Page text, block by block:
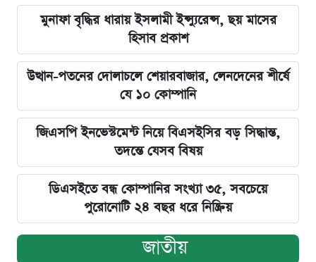
মুনাফা বৃদ্ধির ধারায় ইসলামী ইন্স্যুরেন্স, ছয় মাসের
হিসাব প্রকাশ
উত্থান-পতনের দোলাচলে শেয়ারবাজার, লেনদেনের শীর্ষে
যে ১০ কোম্পানি
জিএসপি ইনভেস্টমেন্ট নিয়ে বিএসইসির বড় সিদ্ধান্ত,
তদন্তে যেসব বিষয়
ডিএসইতে বন্ধ কোম্পানির সংখ্যা ৩৫, সবচেয়ে
পুরোনোটি ২৪ বছর ধরে নিষ্ক্রিয়
জাতীয়